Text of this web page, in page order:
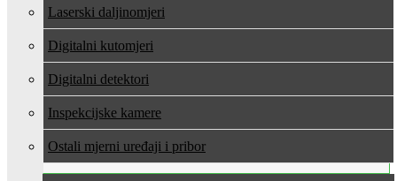
Laserski daljinomjeri
Digitalni kutomjeri
Digitalni detektori
Inspekcijske kamere
Ostali mjerni uređaji i pribor